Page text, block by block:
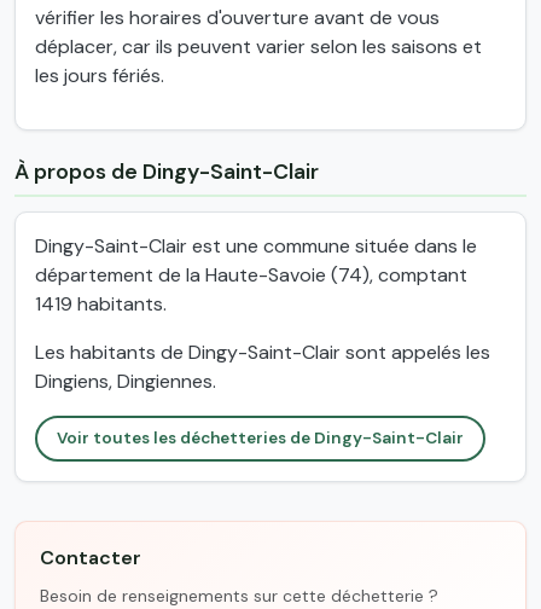
vérifier les horaires d'ouverture avant de vous
déplacer, car ils peuvent varier selon les saisons et
les jours fériés.
À propos de Dingy-Saint-Clair
Dingy-Saint-Clair est une commune située dans le
département de la Haute-Savoie (74), comptant
1419 habitants.
Les habitants de Dingy-Saint-Clair sont appelés les
Dingiens, Dingiennes.
Voir toutes les déchetteries de Dingy-Saint-Clair
Contacter
Besoin de renseignements sur cette déchetterie ?